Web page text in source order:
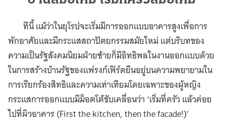
ทีนี้ แม้ว่าในยุโรปจะเริ่มมีการออกแบบอาคารสูงเพื่อการ
พักอาศัยและมีกระแสสถาปัตยกรรมสมัยใหม่ แต่บริบทของ
ความเป็นรัฐสังคมนิยมฝ่ายซ้ายก็มีอิทธิพลในงานออกแบบด้วย
ในการสร้างบ้านรัฐของแฟรงก์เฟิร์ตยืนอยู่บนความพยายามใน
การเรียกร้องสิทธิและความเท่าเทียมโดยเฉพาะของผู้หญิง
กระแสการออกแบบมีม็อตโต้ขับเคลื่อนว่า ‘เริ่มที่ครัว แล้วค่อย
ไปที่ผิวอาคาร (First the kitchen, then the facade!)’